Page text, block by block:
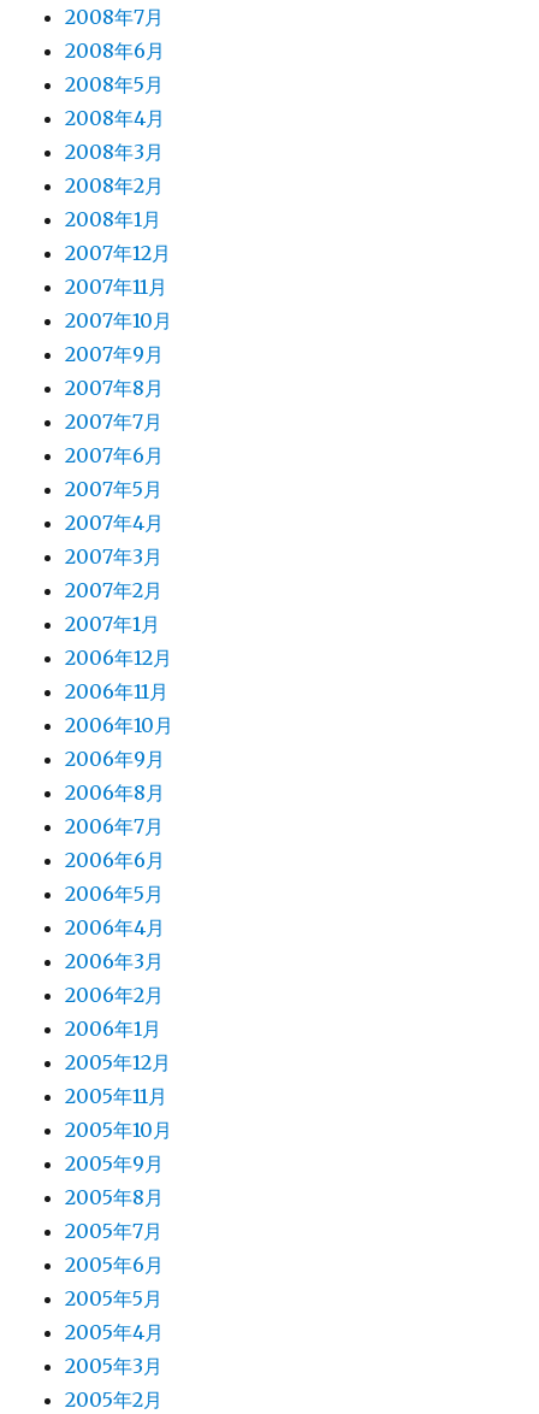
2008年7月
2008年6月
2008年5月
2008年4月
2008年3月
2008年2月
2008年1月
2007年12月
2007年11月
2007年10月
2007年9月
2007年8月
2007年7月
2007年6月
2007年5月
2007年4月
2007年3月
2007年2月
2007年1月
2006年12月
2006年11月
2006年10月
2006年9月
2006年8月
2006年7月
2006年6月
2006年5月
2006年4月
2006年3月
2006年2月
2006年1月
2005年12月
2005年11月
2005年10月
2005年9月
2005年8月
2005年7月
2005年6月
2005年5月
2005年4月
2005年3月
2005年2月